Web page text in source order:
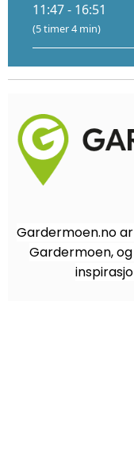
11:47 - 16:51
(5 timer 4 min)
Gardermoen.no
Gardermoen,